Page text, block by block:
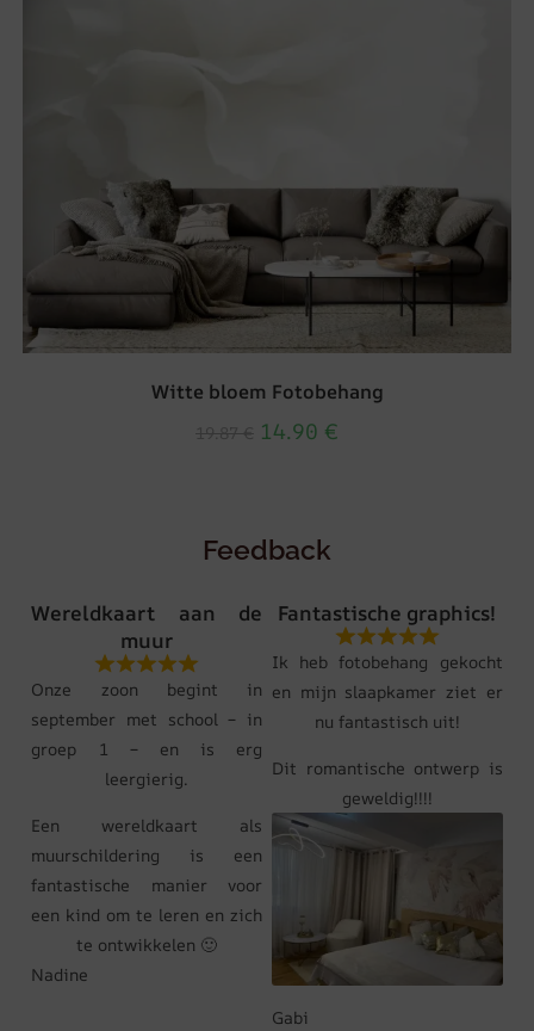
Witte bloem Fotobehang
14.90 €
Feedback
Wereldkaart aan de
muur
Onze zoon begint in
september met school – in
groep 1 – en is erg
leergierig.
Een wereldkaart als
muurschildering is een
fantastische manier voor
een kind om te leren en zich
te ontwikkelen 🙂
Nadine
Fantastische graphics!
Ik heb fotobehang gekocht
en mijn slaapkamer ziet er
nu fantastisch uit!
Dit romantische ontwerp is
geweldig!!!!
Gabi